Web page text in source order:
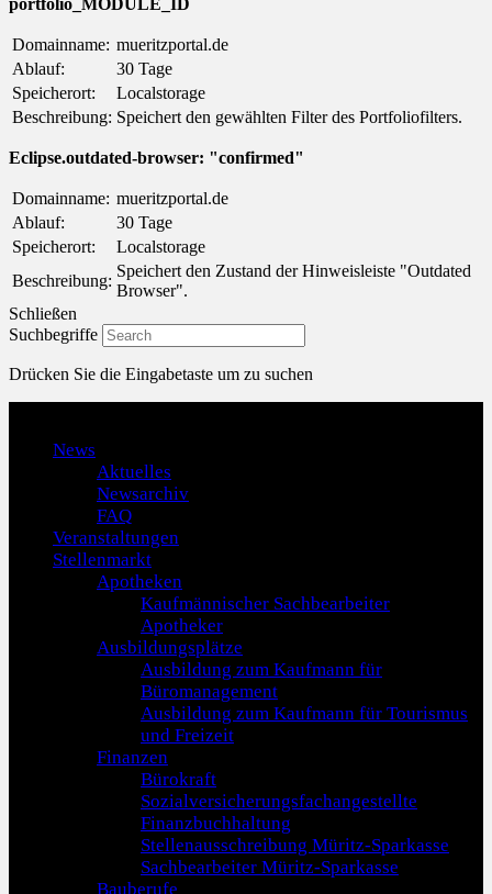
portfolio_MODULE_ID
Domainname: mueritzportal.de
Ablauf:
30 Tage
Speicherort:
Localstorage
Beschreibung: Speichert den gewählten Filter des Portfoliofilters.
Eclipse.outdated-browser: "confirmed"
Domainname: mueritzportal.de
Ablauf:
30 Tage
Speicherort:
Localstorage
Beschreibung:
Speichert den Zustand der Hinweisleiste "Outdated
Browser".
Schließen
Suchbegriffe
Drücken Sie die Eingabetaste um zu suchen
News
Aktuelles
Newsarchiv
FAQ
Veranstaltungen
Stellenmarkt
Apotheken
Kaufmännischer Sachbearbeiter
Apotheker
Ausbildungsplätze
Ausbildung zum Kaufmann für
Büromanagement
Ausbildung zum Kaufmann für Tourismus
und Freizeit
Finanzen
Bürokraft
Sozialversicherungsfachangestellte
Finanzbuchhaltung
Stellenausschreibung Müritz-Sparkasse
Sachbearbeiter Müritz-Sparkasse
Bauberufe